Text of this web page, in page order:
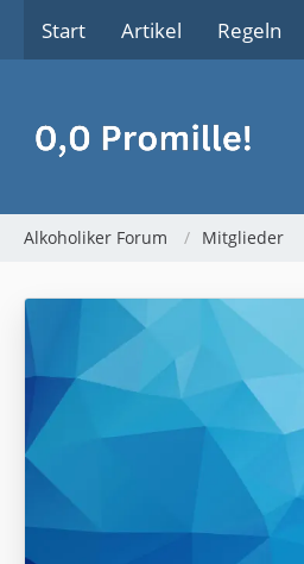
Start Artikel Regeln
Alkoholiker Forum Mitglieder